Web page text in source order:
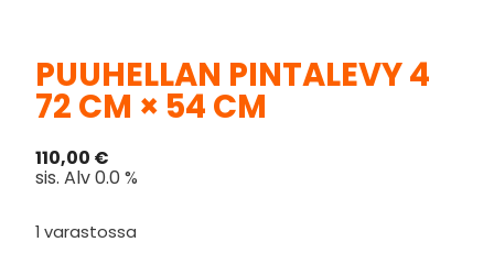
PUUHELLAN PINTALEVY 4
72 CM × 54 CM
110,00 €
sis. Alv 0.0 %
1 varastossa